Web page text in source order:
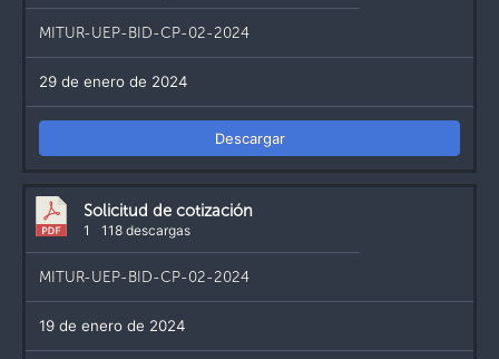
MITUR-UEP-BID-CP-02-2024
29 de enero de 2024
Descargar
Solicitud de cotización
1 118 descargas
MITUR-UEP-BID-CP-02-2024
19 de enero de 2024